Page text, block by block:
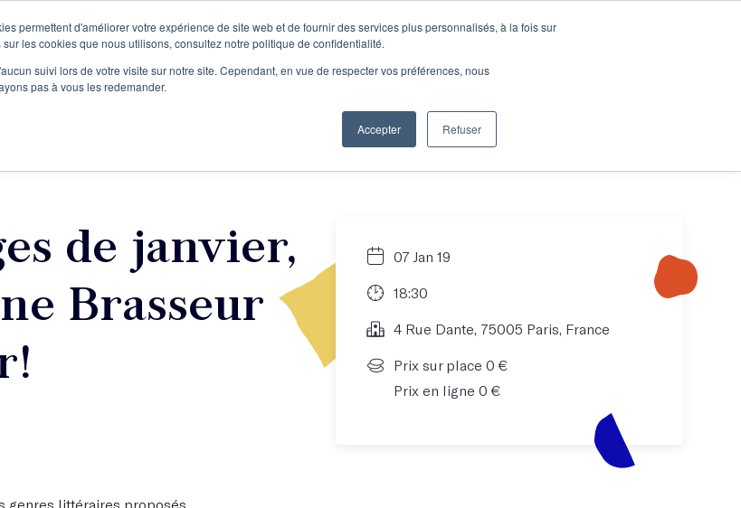
permettent d'améliorer votre expérience de site web et de fournir des services plus personnalisés, à la fois sur
les cookies que nous utilisons, consultez notre politique de confidentialité.
suivi lors de votre visite sur notre site. Cependant, en vue de respecter vos préférences, nous
pas à vous les redemander.
Accepter Refuser
L'infolettre Se connecter Je découvre les ateliers
Entreprises
07 Jan 19
18:30
4 Rue Dante, 75005 Paris, France
Prix sur place 0 €
Prix en ligne 0 €
de janvier,
Brasseur
genres littéraires proposés,